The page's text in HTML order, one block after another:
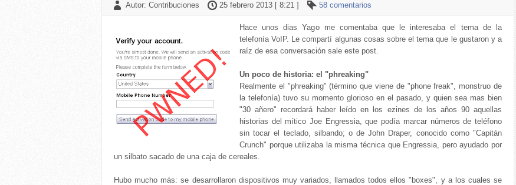
Autor: Contribuciones 25 febrero 2013 [ 8:21 ] 58 comentarios
Hace unos dias Yago me comentaba que le interesaba el tema de la
telefonía VoIP. Le compartí algunas cosas sobre el tema que le gustaron y a
raíz de esa conversación sale este post.
Un poco de historia: el "phreaking"
Realmente el "phreaking" (término que viene de "phone freak", monstruo de
la telefonía) tuvo su momento glorioso en el pasado, y quien sea mas bien
"30 añero" recordará haber leído en los ezines de los años 90 aquellas
historias del mítico Joe Engressia, que podía marcar números de teléfono
sin tocar el teclado, silbando; o de John Draper, conocido como "Capitán
Crunch" porque utilizaba la misma técnica que Engressia, pero ayudado por
un silbato sacado de una caja de cereales.
Hubo mucho más: se desarrollaron dispositivos muy variados, llamados todos ellos "boxes", y a los cuales se